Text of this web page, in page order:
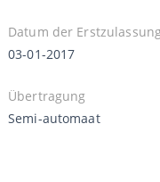
Datum der
03-01-2017
Übertragung
Semi-automaat